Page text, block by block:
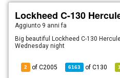
Lockheed C-130
Aggiunto 9 anni fa
Big beautiful Lockheed C-130
Wednesday night
2 of C2005 6163 ofC130